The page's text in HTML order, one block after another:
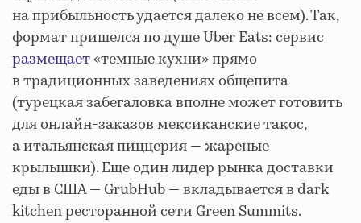
на прибыльность удается далеко не всем). Так,
формат пришелся по душе Uber Eats: сервис
размещает«темные кухни» прямо
в традиционных заведениях общепита
(турецкая забегаловка вполне может готовить
для онлайн-заказов мексиканские такос,
а итальянская пиццерия — жареные
крылышки). Еще один лидер рынка доставки
еды в США — GrubHub — вкладывается в dark
kitchen ресторанной сети Green Summits.